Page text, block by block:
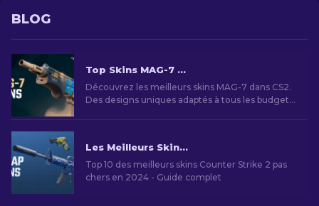
BLOG
Top Skins MAG-7 CS2 : Styles et Budgets
Découvrez les meilleurs skins MAG-7 dans CS2.
Des designs uniques adaptés à tous les budgets
Les Meilleurs Skins Bon Marché dans CS2 [2026]
Top 10 des meilleurs skins Counter Strike 2 pas
chers en 2024 - Guide complet